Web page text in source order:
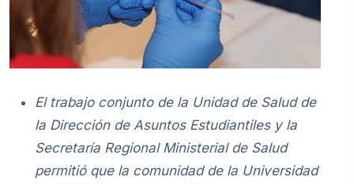
El trabajo conjunto de la Unidad de Salud de
la Dirección de Asuntos Estudiantiles y la
Secretaría Regional Ministerial de Salud
permitió que la comunidad de la Universidad